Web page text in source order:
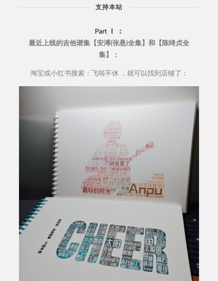
支持本站
Part Ⅰ ：
最近上线的吉他谱集【安溥(张悬)全集】和【陈绮贞全
集】：
淘宝或小红书搜索：飞啦不休 ，就可以找到店铺了：